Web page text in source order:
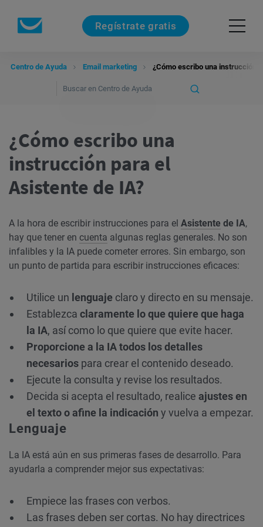
Regístrate gratis
Centro de Ayuda Email marketing ¿Cómo escribo una instrucción
¿Cómo escribo una
instrucción para el
Asistente de IA?
A la hora de escribir instrucciones para el Asistente de IA,
hay que tener en cuenta algunas reglas generales. No son
infalibles y la IA puede cometer errores. Sin embargo, son
un punto de partida para escribir instrucciones eficaces:
Utilice un lenguaje claro y directo en su mensaje.
Establezca claramente lo que quiere que haga
la IA, así como lo que quiere que evite hacer.
Proporcione a la IA todos los detalles
necesarios para crear el contenido deseado.
Ejecute la consulta y revise los resultados.
Decida si acepta el resultado, realice ajustes en
el texto o afine la indicación y vuelva a empezar.
Lenguaje
La IA está aún en sus primeras fases de desarrollo. Para
ayudarla a comprender mejor sus expectativas:
Empiece las frases con verbos.
Las frases deben ser cortas. No hay directrices